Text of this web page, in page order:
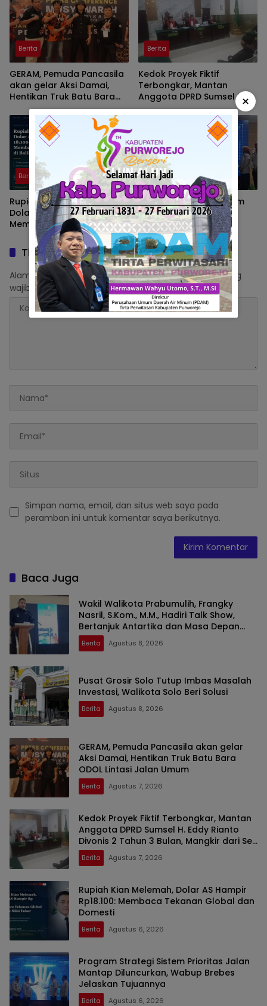
Berita
GERAM, Pemuda Pancasila
akan gelar Aksi Damai,
Hentikan Truk Batu Bara
ODOL Lintasi Jalan Umum
Berita
Kedok Proyek Fiktif
Terbongkar, Mantan
Anggota DPRD Sumsel H.
Eddy Rianto Divonis 2
Tahun 3 Bulan, Mangkir
dari Sel Nyatakan Banding
Berita
Rupiah Kian Melemah,
Dolar AS Hampir Rp18.100:
Membaca Tekanan Global
dan Domesti
Berita
Program Strategi Sistem
Prioritas Jalan Mantap
Diluncurkan, Wabup
Brebes Jelaskan
Tujuannya
Tinggalkan Balasan
Alamat email Anda tidak akan dipublikasikan. Ruas yang
wajib ditandai
Simpan nama, email, dan situs web saya pada
peramban ini untuk komentar saya berikutnya.
Baca Juga
Wakil Walikota Prabumulih, Frangky
Nasril, S.Kom., M.M., Hadiri Talk Show,
Bertanjuk Antartika dan Masa Depan
Bumi di SMAN 2 Prabumulih
Berita Agustus 8, 2026
Pusat Grosir Solo Tutup Imbas Masalah
Investasi, Walikota Solo Beri Solusi
Berita Agustus 8, 2026
GERAM, Pemuda Pancasila akan gelar
Aksi Damai, Hentikan Truk Batu Bara
ODOL Lintasi Jalan Umum
Berita Agustus 7, 2026
Kedok Proyek Fiktif Terbongkar, Mantan
Anggota DPRD Sumsel H. Eddy Rianto
Divonis 2 Tahun 3 Bulan, Mangkir dari Sel
Nyatakan Banding
Berita Agustus 7, 2026
Rupiah Kian Melemah, Dolar AS Hampir
Rp18.100: Membaca Tekanan Global dan
Domesti
Berita Agustus 6, 2026
Program Strategi Sistem Prioritas Jalan
Mantap Diluncurkan, Wabup Brebes
Jelaskan Tujuannya
Berita Agustus 6, 2026
×